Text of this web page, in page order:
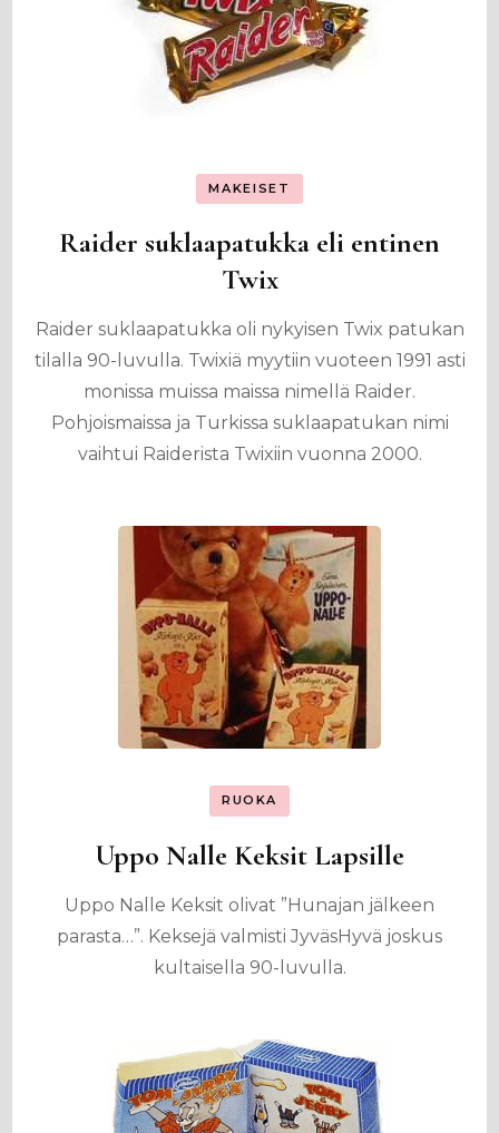
MAKEISET
Raider suklaapatukka eli entinen
Twix
Raider suklaapatukka oli nykyisen Twix patukan
tilalla 90-luvulla. Twixiä myytiin vuoteen 1991 asti
monissa muissa maissa nimellä Raider.
Pohjoismaissa ja Turkissa suklaapatukan nimi
vaihtui Raiderista Twixiin vuonna 2000.
RUOKA
Uppo Nalle Keksit Lapsille
Uppo Nalle Keksit olivat ”Hunajan jälkeen
parasta…”. Keksejä valmisti JyväsHyvä joskus
kultaisella 90-luvulla.